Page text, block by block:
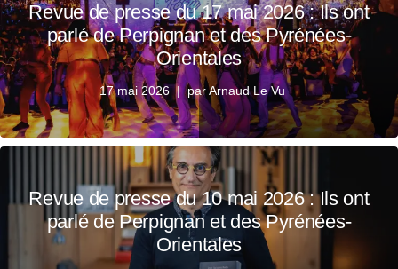
Revue de presse du 17 mai 2026 : Ils ont
parlé de Perpignan et des Pyrénées-
Orientales
17 mai 2026 parArnaud Le Vu
Revue de presse du 10 mai 2026 : Ils ont
parlé de Perpignan et des Pyrénées-
Orientales